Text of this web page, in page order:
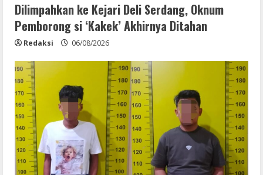
Dilimpahkan ke Kejari Deli Serdang, Oknum
Pemborong si ‘Kakek’ Akhirnya Ditahan
Redaksi 06/08/2026